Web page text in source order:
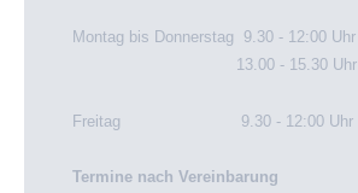
Montag bis Donnerstag 9.30 - 12:00 Uhr
13.00 - 15.30 Uhr
Freitag 9.30 - 12:00 Uhr
Termine nach Vereinbarung